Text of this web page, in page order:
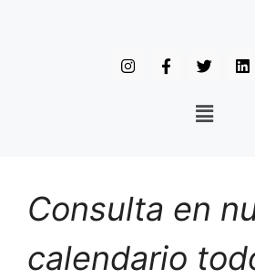
Consulta en
calendario